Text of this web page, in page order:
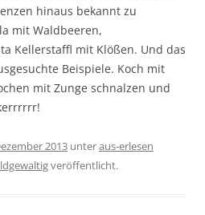
hinaus bekannt zu
mit Waldbeeren,
Kellerstaffl mit Klößen. Und das
Beispiele. Koch mit
mit Zunge schnalzen und
2013 unteraus-erlesen
veröffentlicht.